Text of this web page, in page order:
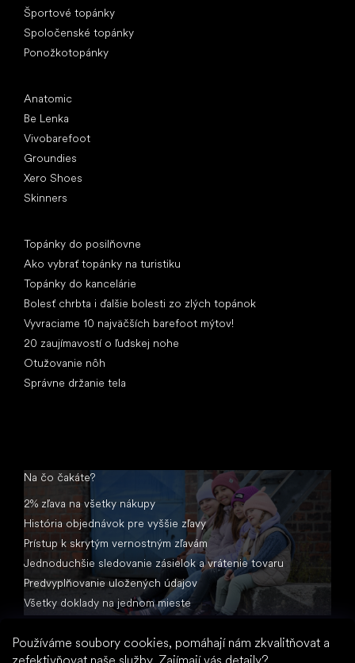
Používáme soubory cookies, pomáhají nám zkvalitňovat a
Športové topánky
Spoločenské topánky
Ponožkotopánky
Anatomic
Be Lenka
Vivobarefoot
Groundies
Xero Shoes
Skinners
Topánky do posilňovne
Ako vybrať topánky na turistiku
Topánky do kancelárie
Bolesť chrbta i ďalšie bolesti zo zlých topánok
Vyvraciame 10 najväčších barefoot mýtov!
20 zaujímavostí o ľudskej nohe
Otužovanie nôh
Správne držanie tela
Na čo čakáte?
2% zľava na všetky nákupy
História objednávok pre vyššie zľavy
Prístup k skrytým vernostným zľavám
Jednoduchšie sledovanie zásielok a vrátenie tovaru
Predvyplňovanie uložených údajov
Všetky doklady na jednom mieste